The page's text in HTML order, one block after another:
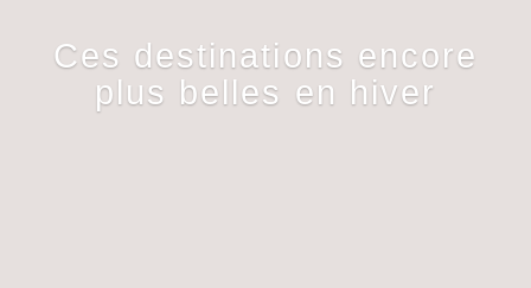
Ces destinations encore
plus belles en hiver